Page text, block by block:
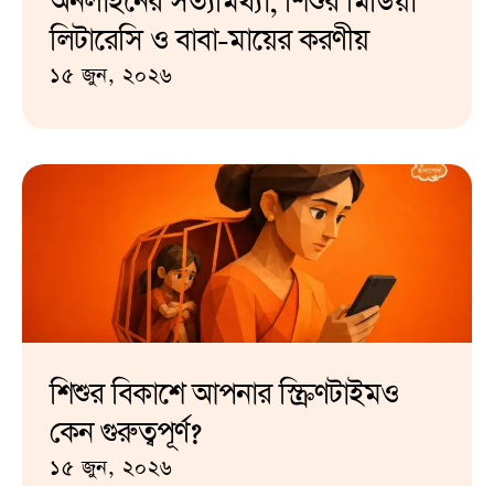
লিটারেসি ও বাবা-মায়ের করণীয়
১৫ জুন, ২০২৬
শিশুর বিকাশে আপনার স্ক্রিণটাইমও
কেন গুরুত্বপূর্ণ?
১৫ জুন, ২০২৬